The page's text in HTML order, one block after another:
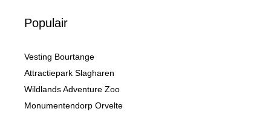
Populair
Vesting Bourtange
Attractiepark Slagharen
Wildlands Adventure Zoo
Monumentendorp Orvelte